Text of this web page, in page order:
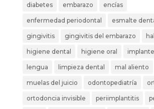
diabetes embarazo encías
enfermedad periodontal esmalte
gingivitis gingivitis del embarazo
higiene dental higiene oral
lengua limpieza dental mal aliento
muelas del juicio odontopediatría
ortodoncia invisible periimplantitis